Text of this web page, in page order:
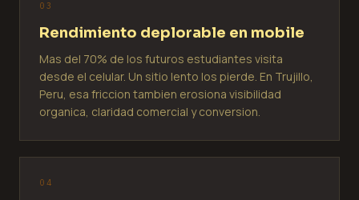
0 3
Rendimiento deplorable en mobile
Mas del 70% de los futuros estudiantes visita
desde el celular. Un sitio lento los pierde. En Trujillo,
Peru, esa friccion tambien erosiona visibilidad
organica, claridad comercial y conversion.
0 4